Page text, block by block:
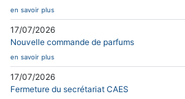
en savoir plus
17/07/2026
Nouvelle commande de parfums
en savoir plus
17/07/2026
Fermeture du secrétariat CAES